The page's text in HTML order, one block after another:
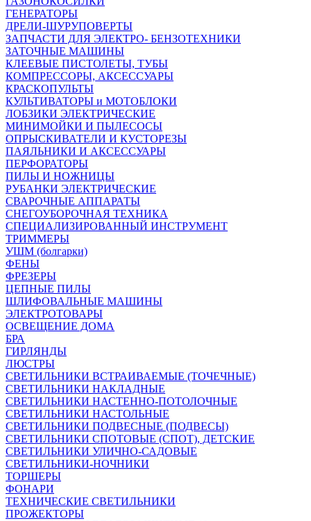
ГЕНЕРАТОРЫ
ДРЕЛИ-ШУРУПОВЕРТЫ
ЗАПЧАСТИ ДЛЯ ЭЛЕКТРО- БЕНЗОТЕХНИКИ
ЗАТОЧНЫЕ МАШИНЫ
КЛЕЕВЫЕ ПИСТОЛЕТЫ, ТУБЫ
КОМПРЕССОРЫ, АКСЕССУАРЫ
КРАСКОПУЛЬТЫ
КУЛЬТИВАТОРЫ и МОТОБЛОКИ
ЛОБЗИКИ ЭЛЕКТРИЧЕСКИЕ
МИНИМОЙКИ И ПЫЛЕСОСЫ
ОПРЫСКИВАТЕЛИ И КУСТОРЕЗЫ
ПАЯЛЬНИКИ И АКСЕССУАРЫ
ПЕРФОРАТОРЫ
ПИЛЫ И НОЖНИЦЫ
РУБАНКИ ЭЛЕКТРИЧЕСКИЕ
СВАРОЧНЫЕ АППАРАТЫ
СНЕГОУБОРОЧНАЯ ТЕХНИКА
СПЕЦИАЛИЗИРОВАННЫЙ ИНСТРУМЕНТ
ТРИММЕРЫ
УШМ (болгарки)
ФЕНЫ
ФРЕЗЕРЫ
ЦЕПНЫЕ ПИЛЫ
ШЛИФОВАЛЬНЫЕ МАШИНЫ
ЭЛЕКТРОТОВАРЫ
ОСВЕЩЕНИЕ ДОМА
БРА
ГИРЛЯНДЫ
ЛЮСТРЫ
СВЕТИЛЬНИКИ ВСТРАИВАЕМЫЕ (ТОЧЕЧНЫЕ)
СВЕТИЛЬНИКИ НАКЛАДНЫЕ
СВЕТИЛЬНИКИ НАСТЕННО-ПОТОЛОЧНЫЕ
СВЕТИЛЬНИКИ НАСТОЛЬНЫЕ
СВЕТИЛЬНИКИ ПОДВЕСНЫЕ (ПОДВЕСЫ)
СВЕТИЛЬНИКИ СПОТОВЫЕ (СПОТ), ДЕТСКИЕ
СВЕТИЛЬНИКИ УЛИЧНО-САДОВЫЕ
СВЕТИЛЬНИКИ-НОЧНИКИ
ТОРШЕРЫ
ФОНАРИ
ТЕХНИЧЕСКИЕ СВЕТИЛЬНИКИ
ПРОЖЕКТОРЫ